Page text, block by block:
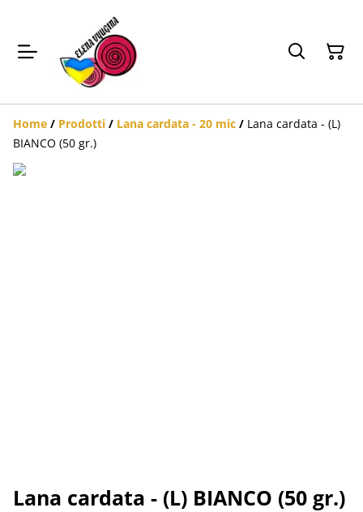
Home / Prodotti / Lana cardata - 20 mic / Lana cardata - (L)
BIANCO (50 gr.)
Lana cardata - (L) BIANCO (50 gr.)